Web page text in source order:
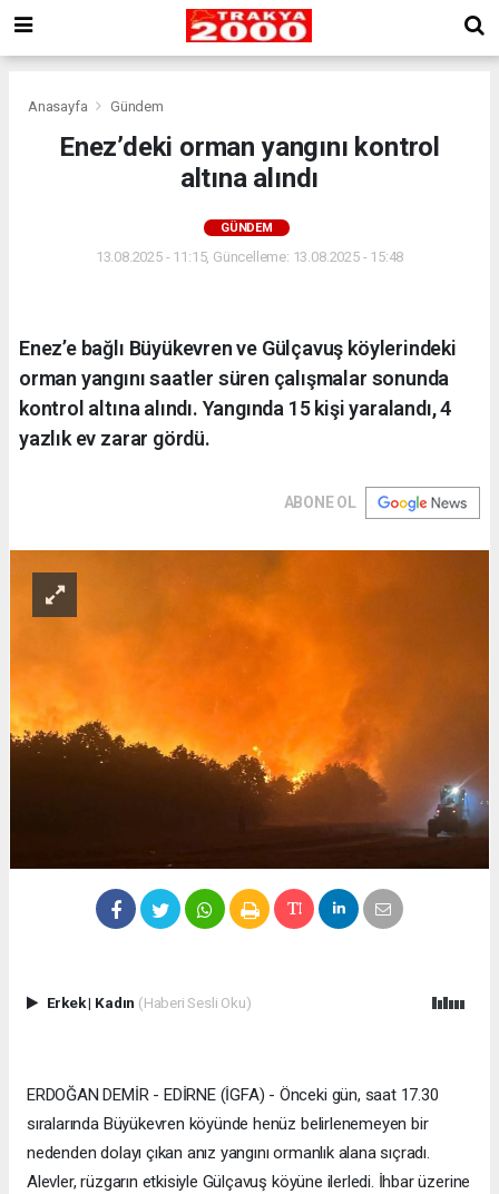
Anasayfa Gündem
Enez’deki orman yangını kontrol
altına alındı
GÜNDEM
13.08.2025 - 11:15, Güncelleme: 13.08.2025 - 15:48
Enez’e bağlı Büyükevren ve Gülçavuş köylerindeki
orman yangını saatler süren çalışmalar sonunda
kontrol altına alındı. Yangında 15 kişi yaralandı, 4
yazlık ev zarar gördü.
ABONE OL
Erkek| Kadın (Haberi Sesli Oku)
ERDOĞAN DEMİR - EDİRNE (İGFA) - Önceki gün, saat 17.30
sıralarında Büyükevren köyünde henüz belirlenemeyen bir
nedenden dolayı çıkan anız yangını ormanlık alana sıçradı.
Alevler, rüzgarın etkisiyle Gülçavuş köyüne ilerledi. İhbar üzerine